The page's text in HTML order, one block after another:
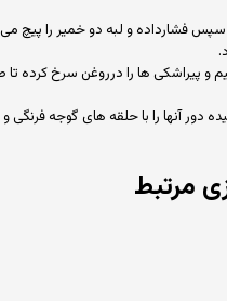
فشارداده و لبه دو خمیر را پیچ
و پیراشکی ها را درروغن سرخ کرده تا
دور آنها را با حلقه های گوجه فرنگی
مرتبط